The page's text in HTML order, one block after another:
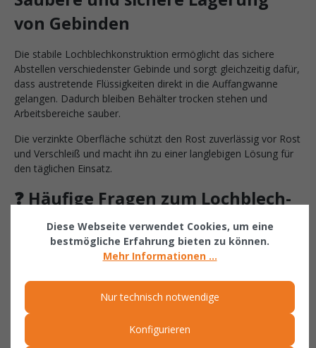
von Gebinden
Die stabile Lochblechkonstruktion ermöglicht das sichere
Abstellen verschiedenster Gebinde und sorgt gleichzeitig dafür,
dass austretende Flüssigkeiten direkt in die Auffangwanne
gelangen. Dadurch bleiben Behälter trocken stehen und
Arbeitsbereiche sauber.
Die verzinkte Oberfläche schützt den Rost zuverlässig vor Rost
und Verschleiß und macht ihn zu einer langlebigen Lösung für
den täglichen Einsatz.
❓ Häufige Fragen zum Lochblech-
Rost Typ KGW P-2
Für welche Auffangwanne ist der Lochblech-Rost geeignet?
Typ KGW P-2 entwickelt.
Welche Vorteile bietet die verzinkte Ausführung?
Die Verzinkung schützt den Stahl dauerhaft vor Korrosion und
sorgt für eine lange Lebensdauer.
Diese Webseite verwendet Cookies, um eine
bestmögliche Erfahrung bieten zu können.
Mehr Informationen ...
Nur technisch notwendige
Konfigurieren